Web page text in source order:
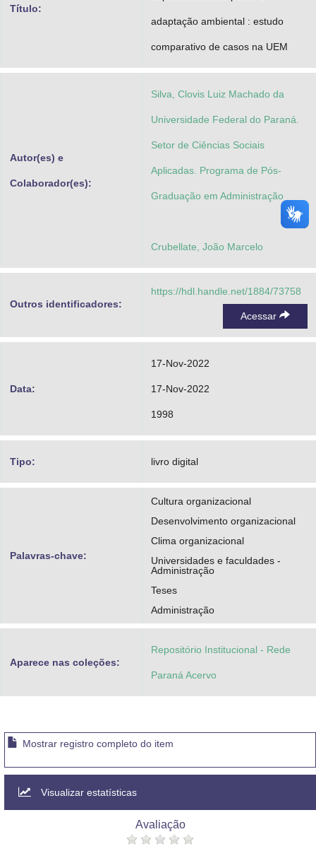
Título:
adaptação ambiental : estudo
comparativo de casos na UEM
Autor(es) e
Colaborador(es):
Silva, Clovis Luiz Machado da
Universidade Federal do Paraná.
Setor de Ciências Sociais
Aplicadas. Programa de Pós-
Graduação em Administração
Crubellate, João Marcelo
Outros identificadores:
https://hdl.handle.net/1884/73758
Acessar
Data:
17-Nov-2022
17-Nov-2022
1998
Tipo: livro digital
Palavras-chave:
Cultura organizacional
Desenvolvimento organizacional
Clima organizacional
Universidades e faculdades -
Administração
Teses
Administração
Aparece nas coleções:
Repositório Institucional - Rede
Paraná Acervo
Mostrar registro completo do item
Visualizar estatísticas
Avaliação